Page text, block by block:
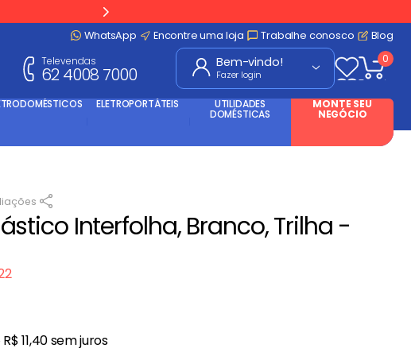
WhatsApp
Encontre uma loja Trabalhe conosco Blog
Televendas
62 4008 7000 Fazer login
0
ELETROPORTÁTEIS UTILIDADES
DOMÉSTICAS
MONTE SEU
NEGÓCIO
Interfolha, Branco, Trilha -
R$ 11,40sem juros